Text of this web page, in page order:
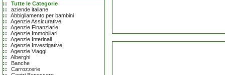
Tutte le Categorie
aziende italiane
Abbigliamento per bambini
Agenzie Assicurative
Agenzie Finanziarie
Agenzie Immobiliari
Agenzie Interinali
Agenzie Investigative
Agenzie Viaggi
Alberghi
Banche
Carrozzerie